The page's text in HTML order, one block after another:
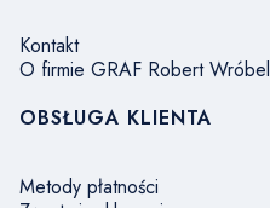
Kontakt
O firmie GRAF Robert Wróbel
OBSŁUGA KLIENTA
Metody płatności